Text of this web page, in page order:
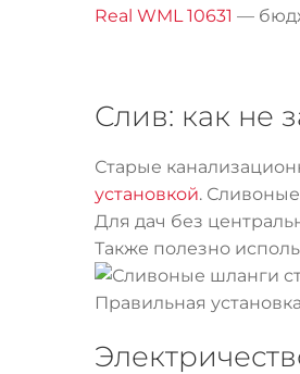
Real WML 10631 —
Слив: как не
Старые
установкой.
Для дач без
Также полезно
Правильная